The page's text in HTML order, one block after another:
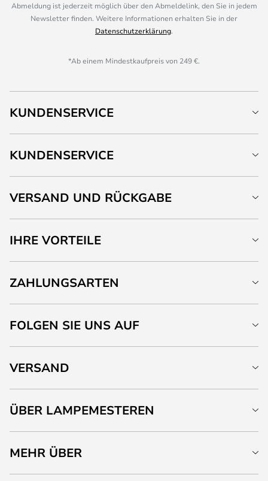
Abmeldung ist jederzeit möglich über den Abmeldelink, den Sie in jedem
Newsletter finden. Weitere Informationen erhalten Sie in der
Datenschutzerklärung.
*Ab einem Mindestkaufpreis von 249 €.
KUNDENSERVICE
KUNDENSERVICE
VERSAND UND RÜCKGABE
IHRE VORTEILE
ZAHLUNGSARTEN
FOLGEN SIE UNS AUF
VERSAND
ÜBER LAMPEMESTEREN
MEHR ÜBER